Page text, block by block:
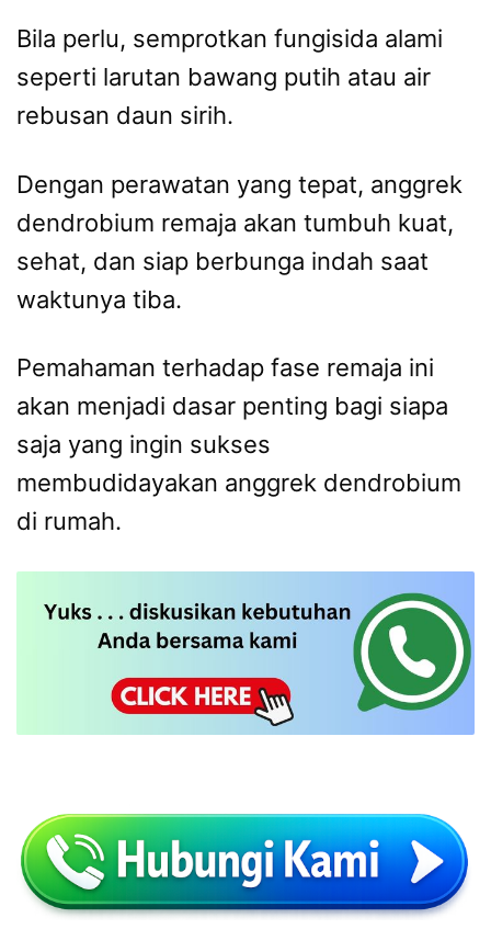
Bila perlu, semprotkan fungisida alami
seperti larutan bawang putih atau air
rebusan daun sirih.
Dengan perawatan yang tepat, anggrek
dendrobium remaja akan tumbuh kuat,
sehat, dan siap berbunga indah saat
waktunya tiba.
Pemahaman terhadap fase remaja ini
akan menjadi dasar penting bagi siapa
saja yang ingin sukses
membudidayakan anggrek dendrobium
di rumah.